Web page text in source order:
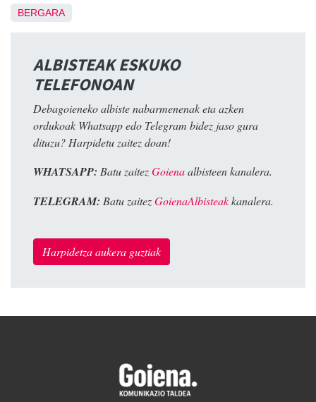
BERGARA
ALBISTEAK ESKUKO
TELEFONOAN
Debagoieneko albiste nabarmenenak eta azken
ordukoak Whatsapp edo Telegram bidez jaso gura
dituzu? Harpidetu zaitez doan!
WHATSAPP: Batu zaitezGoienaalbisteen kanalera.
TELEGRAM: Batu zaitezGoienaAlbisteakkanalera.
Harpidetza aukera guztiak